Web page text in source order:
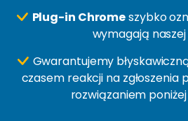
Plug-in Chromeszybko
wymagają naszej
Gwarantujemy
czasem reakcji na zgłoszenia
rozwiązaniem